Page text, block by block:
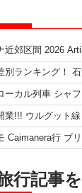
近郊区間 2026
別ランキング！
ーカル列車 シャ
業!!! ウルグット
Caimanera行 ブ
行記事